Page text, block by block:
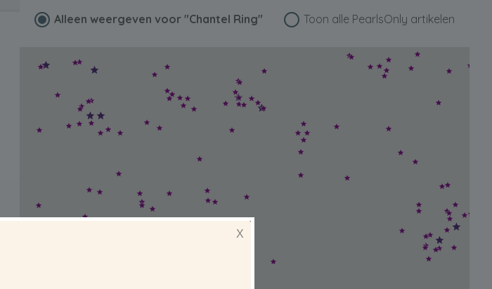
Alleen weergeven voor "Chantel Ring" Toon alle PearlsOnly artikelen
X